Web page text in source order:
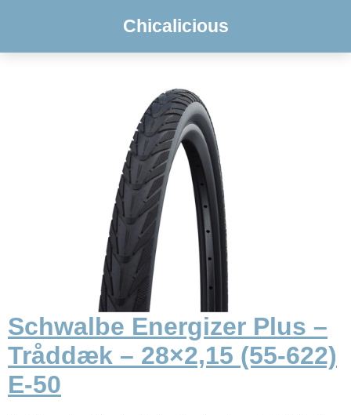
Chicalicious
Schwalbe Energizer Plus –
Tråddæk – 28×2,15 (55-622)
E-50